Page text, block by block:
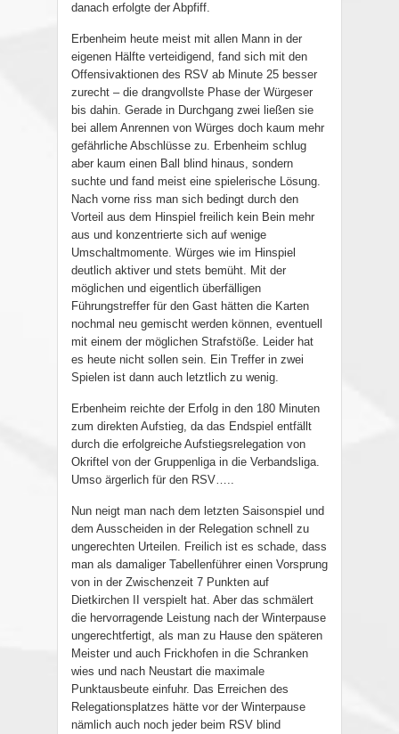
danach erfolgte der Abpfiff.
Erbenheim heute meist mit allen Mann in der
eigenen Hälfte verteidigend, fand sich mit den
Offensivaktionen des RSV ab Minute 25 besser
zurecht – die drangvollste Phase der Würgeser
bis dahin. Gerade in Durchgang zwei ließen sie
bei allem Anrennen von Würges doch kaum mehr
gefährliche Abschlüsse zu. Erbenheim schlug
aber kaum einen Ball blind hinaus, sondern
suchte und fand meist eine spielerische Lösung.
Nach vorne riss man sich bedingt durch den
Vorteil aus dem Hinspiel freilich kein Bein mehr
aus und konzentrierte sich auf wenige
Umschaltmomente. Würges wie im Hinspiel
deutlich aktiver und stets bemüht. Mit der
möglichen und eigentlich überfälligen
Führungstreffer für den Gast hätten die Karten
nochmal neu gemischt werden können, eventuell
mit einem der möglichen Strafstöße. Leider hat
es heute nicht sollen sein. Ein Treffer in zwei
Spielen ist dann auch letztlich zu wenig.
Erbenheim reichte der Erfolg in den 180 Minuten
zum direkten Aufstieg, da das Endspiel entfällt
durch die erfolgreiche Aufstiegsrelegation von
Okriftel von der Gruppenliga in die Verbandsliga.
Umso ärgerlich für den RSV…..
Nun neigt man nach dem letzten Saisonspiel und
dem Ausscheiden in der Relegation schnell zu
ungerechten Urteilen. Freilich ist es schade, dass
man als damaliger Tabellenführer einen Vorsprung
von in der Zwischenzeit 7 Punkten auf
Dietkirchen II verspielt hat. Aber das schmälert
die hervorragende Leistung nach der Winterpause
ungerechtfertigt, als man zu Hause den späteren
Meister und auch Frickhofen in die Schranken
wies und nach Neustart die maximale
Punktausbeute einfuhr. Das Erreichen des
Relegationsplatzes hätte vor der Winterpause
nämlich auch noch jeder beim RSV blind